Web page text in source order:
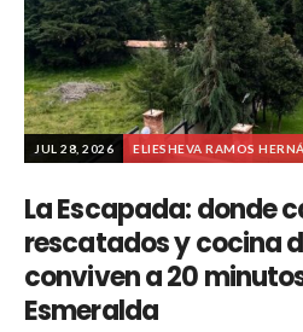
JUL 28, 2026 ELIESHEVA RAMOS
La Escapada: donde
rescatados y cocina
conviven a 20
Esmeralda